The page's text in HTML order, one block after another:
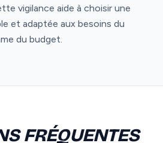
vigilance aide à choisir une
et adaptée aux besoins du
du budget.
FRÉQUENTES